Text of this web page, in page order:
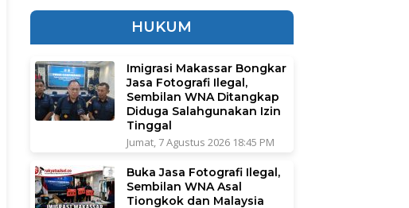
HUKUM
Imigrasi Makassar Bongkar
Jasa Fotografi Ilegal,
Sembilan WNA Ditangkap
Diduga Salahgunakan Izin
Tinggal
Jumat, 7 Agustus 2026 18:45 PM
Buka Jasa Fotografi Ilegal,
Sembilan WNA Asal
Tiongkok dan Malaysia